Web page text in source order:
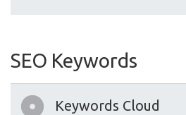
SEO Keywords
Keywords Cloud